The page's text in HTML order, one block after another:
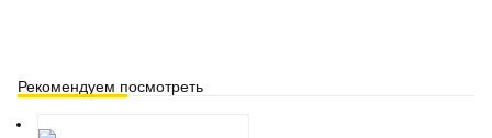
Рекомендуем посмотреть